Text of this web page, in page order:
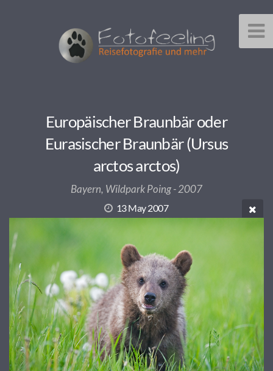
Europäischer Braunbär oder
Eurasischer Braunbär (Ursus
arctos arctos)
Bayern, Wildpark Poing - 2007
13 May 2007